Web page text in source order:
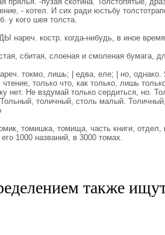
- котел. И сих ради юстьбу
у кого шея толста.
костр. когда-нибудь, в иное
сбитая, слоеная и смоленая бумага,
токмо, лишь; | едва, еле; | но, однако.
только что, как только, лишь
нет. Не вздумай только сердиться, но.
толичный, столь малый.
томишка, томища, часть книги, отдел,
1000 названий, в 3000 томах.
также